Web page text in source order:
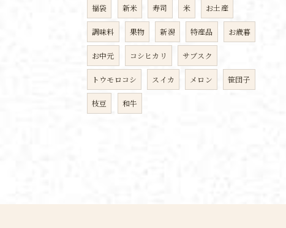
福袋 新米 寿司 米 お土産
調味料 果物 新潟 特産品 お歳暮
お中元 コシヒカリ サブスク
トウモロコシ スイカ メロン 笹団子
枝豆 和牛